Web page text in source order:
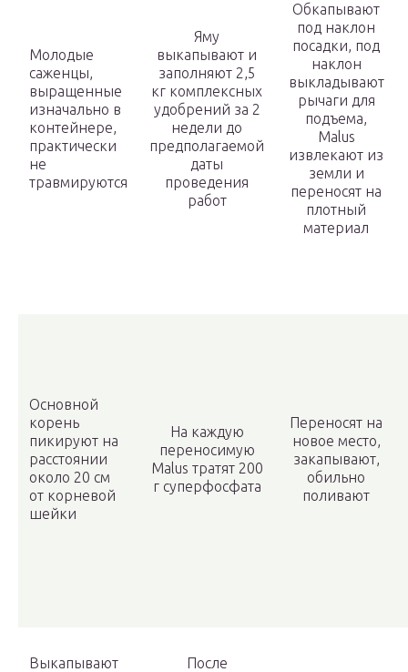
Молодые
саженцы,
выращенные
изначально в
контейнере,
практически
не
травмируются
Яму
выкапывают и
заполняют 2,5
кг комплексных
удобрений за 2
недели до
предполагаемой
даты
проведения
работ
Обкапывают
под наклон
посадки, под
наклон
выкладывают
рычаги для
подъема,
Malus
извлекают из
земли и
переносят на
плотный
материал
Основной
корень
пикируют на
расстоянии
около 20 см
от корневой
шейки
На каждую
переносимую
Malus тратят 200
г суперфосфата
Переносят на
новое место,
закапывают,
обильно
поливают
Выкапывают После